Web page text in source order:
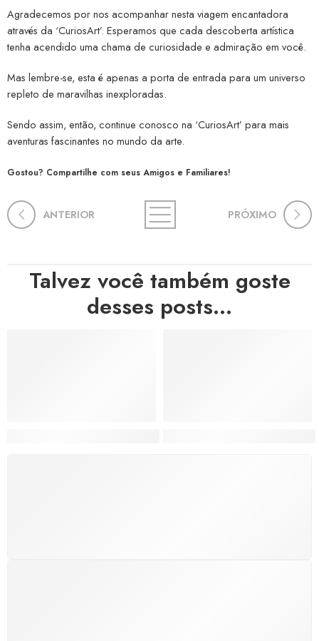
Agradecemos por nos acompanhar nesta viagem encantadora
através da ‘CuriosArt’. Esperamos que cada descoberta artística
tenha acendido uma chama de curiosidade e admiração em você.
Mas lembre-se, esta é apenas a porta de entrada para um universo
repleto de maravilhas inexploradas.
Sendo assim, então, continue conosco na ‘CuriosArt’ para mais
aventuras fascinantes no mundo da arte.
Gostou? Compartilhe com seus Amigos e Familiares!
ANTERIOR PRÓXIMO
Talvez você também goste
desses posts...